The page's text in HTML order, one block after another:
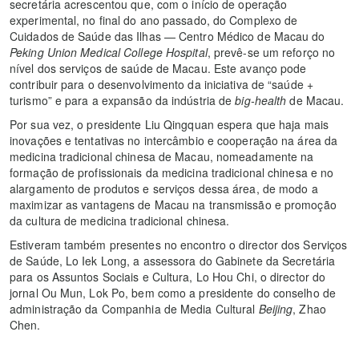
secretária acrescentou que, com o início de operação
experimental, no final do ano passado, do Complexo de
Cuidados de Saúde das Ilhas — Centro Médico de Macau do
Peking Union Medical College Hospital, prevê-se um reforço no
nível dos serviços de saúde de Macau. Este avanço pode
contribuir para o desenvolvimento da iniciativa de “saúde +
turismo” e para a expansão da indústria debig-health de Macau.
Por sua vez, o presidente Liu Qingquan espera que haja mais
inovações e tentativas no intercâmbio e cooperação na área da
medicina tradicional chinesa de Macau, nomeadamente na
formação de profissionais da medicina tradicional chinesa e no
alargamento de produtos e serviços dessa área, de modo a
maximizar as vantagens de Macau na transmissão e promoção
da cultura de medicina tradicional chinesa.
Estiveram também presentes no encontro o director dos Serviços
de Saúde, Lo Iek Long, a assessora do Gabinete da Secretária
para os Assuntos Sociais e Cultura, Lo Hou Chi, o director do
jornal Ou Mun, Lok Po, bem como a presidente do conselho de
administração da Companhia de Media Cultural Beijing, Zhao
Chen.